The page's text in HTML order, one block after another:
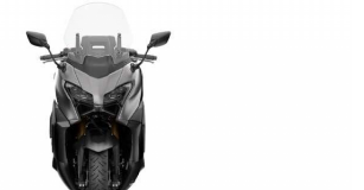
Tin 24h
Giáo dục
Dự báo thời tiết
Dấu ấn VOV
Việc làm
Biển đảo